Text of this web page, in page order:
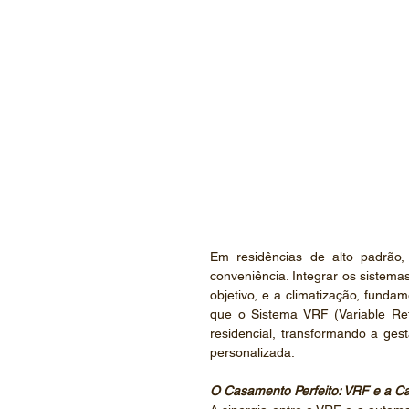
Em residências de alto
conveniência. Integrar os
objetivo, e a climatização,
que o Sistema VRF (Variable
residencial, transformando a
personalizada.
O Casamento Perfeito: VRF e a